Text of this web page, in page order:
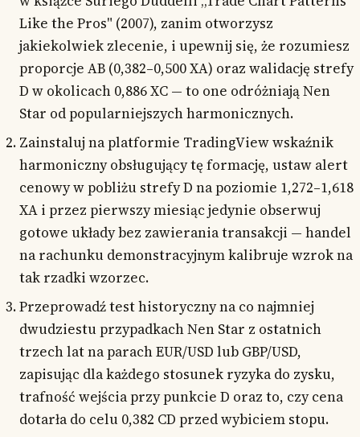
Like the Pros" (2007), zanim otworzysz
jakiekolwiek zlecenie, i upewnij się, że rozumiesz
proporcje AB (0,382–0,500 XA) oraz walidację strefy
D w okolicach 0,886 XC — to one odróżniają Nen
Star od popularniejszych harmonicznych.
Zainstaluj na platformie TradingView wskaźnik
harmoniczny obsługujący tę formację, ustaw alert
cenowy w pobliżu strefy D na poziomie 1,272–1,618
XA i przez pierwszy miesiąc jedynie obserwuj
gotowe układy bez zawierania transakcji — handel
na rachunku demonstracyjnym kalibruje wzrok na
tak rzadki wzorzec.
Przeprowadź test historyczny na co najmniej
dwudziestu przypadkach Nen Star z ostatnich
trzech lat na parach EUR/USD lub GBP/USD,
zapisując dla każdego stosunek ryzyka do zysku,
trafność wejścia przy punkcie D oraz to, czy cena
dotarła do celu 0,382 CD przed wybiciem stopu.